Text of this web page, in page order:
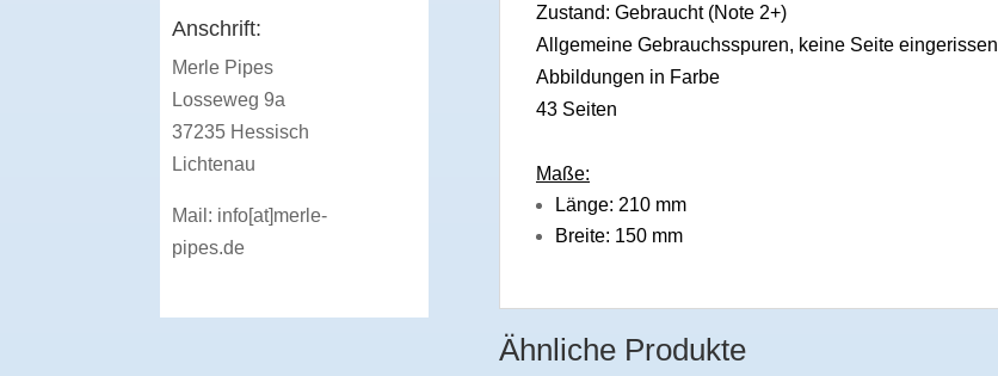
Zustand: Gebraucht (Note 2+)
Allgemeine Gebrauchsspuren, keine Seite eingerissen
Abbildungen in Farbe
43 Seiten
Maße:
Länge: 210 mm
Breite: 150 mm
Ähnliche Produkte
Anschrift:
Merle Pipes
Losseweg 9a
37235 Hessisch
Lichtenau
Mail: info[at]merle-
pipes.de